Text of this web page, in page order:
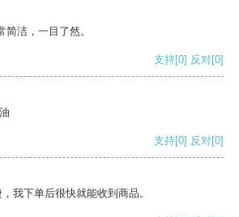
洁，一目了然。
支持[0] 反对[0]
支持[0] 反对[0]
我下单后很快就能收到商品。